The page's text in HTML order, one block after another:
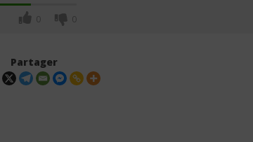
0 0
Partager